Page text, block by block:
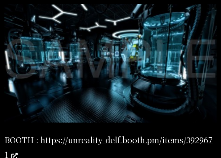
BOOTH : https://unreality-delf.booth.pm/items/392967
1